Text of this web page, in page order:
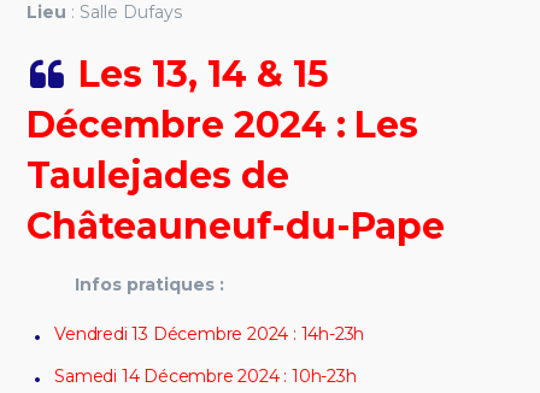
Lieu : Salle Dufays
Les 13, 14 & 15
Décembre 2024 : Les
Taulejades de
Châteauneuf-du-Pape
Infos pratiques :
Vendredi 13 Décembre 2024 : 14h-23h
Samedi 14 Décembre 2024 : 10h-23h